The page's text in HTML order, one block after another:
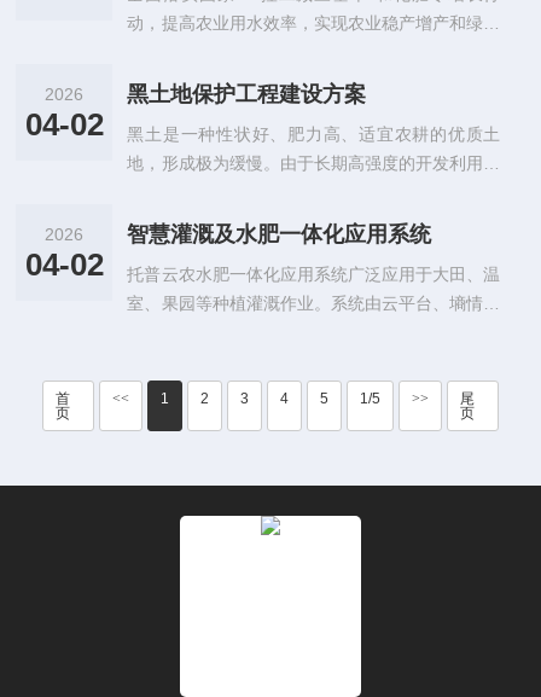
动，提高农业用水效率，实现农业稳产增产和绿色
运而生。通过采用自动化、信息化、网络化等现代
高新···
2026
04-02
黑土地保护工程建设方案
黑土是一种性状好、肥力高、适宜农耕的优质土
地，形成极为缓慢。由于长期高强度的开发利用，
量丧失，推进黑土地保护利用就是在保护“耕地中
的大熊···
2026
04-02
智慧灌溉及水肥一体化应用系统
托普云农水肥一体化应用系统广泛应用于大田、温
室、果园等种植灌溉作业。系统由云平台、墒情数
帮助···
首
页
<< 1 2 3 4 5 1/5 >>
尾
页